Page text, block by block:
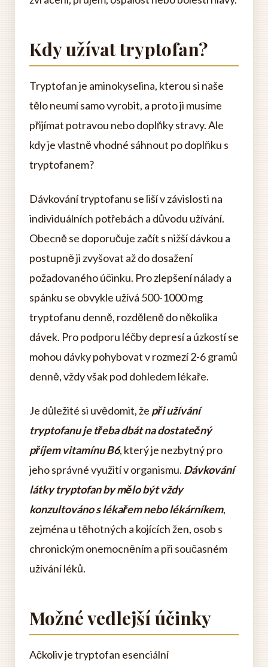
Kdy užívat tryptofan?
Tryptofan je aminokyselina, kterou si naše
tělo neumí samo vyrobit, a proto ji musíme
přijímat potravou nebo doplňky stravy. Ale
kdy je vlastně vhodné sáhnout po doplňku s
tryptofanem?
Dávkování tryptofanu se liší v závislosti na
individuálních potřebách a důvodu užívání.
Obecně se doporučuje začít s nižší dávkou a
postupně ji zvyšovat až do dosažení
požadovaného účinku. Pro zlepšení nálady a
spánku se obvykle užívá 500-1000 mg
tryptofanu denně, rozděleně do několika
dávek. Pro podporu léčby depresí a úzkostí se
mohou dávky pohybovat v rozmezí 2-6 gramů
denně, vždy však pod dohledem lékaře.
Je důležité si uvědomit, že při užívání
tryptofanu je třeba dbát na dostatečný
příjem vitamínu B6, který je nezbytný pro
jeho správné využití v organismu. Dávkování
látky tryptofan by mělo být vždy
konzultováno s lékařem nebo lékárníkem,
zejména u těhotných a kojících žen, osob s
chronickým onemocněním a při současném
užívání léků.
Možné vedlejší účinky
Ačkoliv je tryptofan esenciální